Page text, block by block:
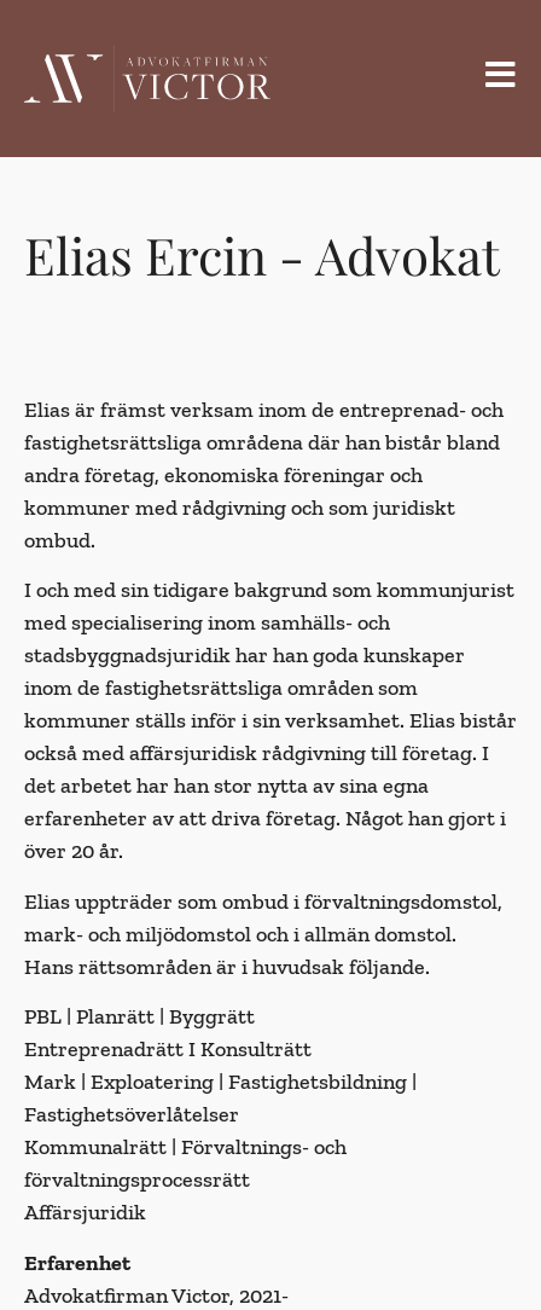
Elias Ercin - Advokat
Elias är främst verksam inom de entreprenad- och
fastighetsrättsliga områdena där han bistår bland
andra företag, ekonomiska föreningar och
kommuner med rådgivning och som juridiskt
ombud.
I och med sin tidigare bakgrund som kommunjurist
med specialisering inom samhälls- och
stadsbyggnadsjuridik har han goda kunskaper
inom de fastighetsrättsliga områden som
kommuner ställs inför i sin verksamhet. Elias bistår
också med affärsjuridisk rådgivning till företag. I
det arbetet har han stor nytta av sina egna
erfarenheter av att driva företag. Något han gjort i
över 20 år.
Elias uppträder som ombud i förvaltningsdomstol,
mark- och miljödomstol och i allmän domstol.
Hans rättsområden är i huvudsak följande.
PBL | Planrätt | Byggrätt
Entreprenadrätt I Konsulträtt
Mark | Exploatering | Fastighetsbildning |
Fastighetsöverlåtelser
Kommunalrätt | Förvaltnings- och
förvaltningsprocessrätt
Affärsjuridik
Erfarenhet
Advokatfirman Victor, 2021-